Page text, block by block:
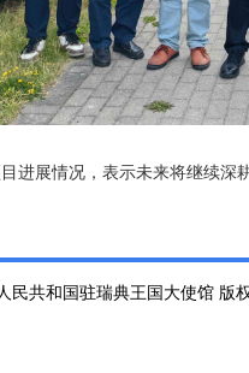
进展情况，表示未来将继续
民共和国驻瑞典王国大使馆 版